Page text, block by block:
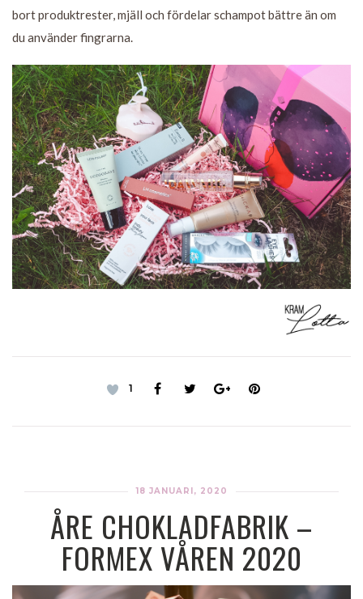
bort produktrester, mjäll och fördelar schampot bättre än om
du använder fingrarna.
1
18 JANUARI, 2020
ÅRE CHOKLADFABRIK –
FORMEX VÅREN 2020